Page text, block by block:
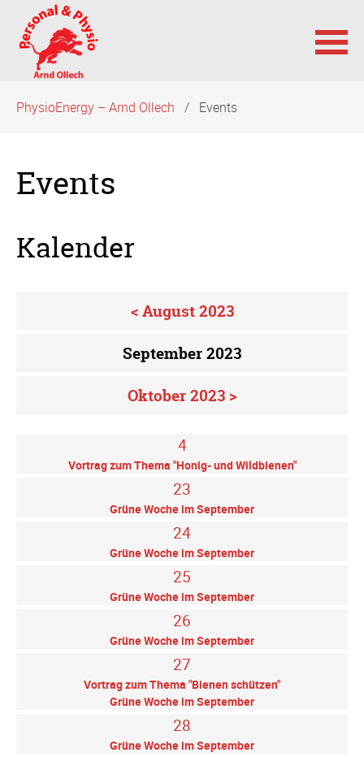
überspringen
PhysioEnergy – Arnd Ollech Events
Events
Kalender
< August 2023
September 2023
Oktober 2023 >
4
Vortrag zum Thema "Honig- und Wildbienen"
23
Grüne Woche im September
24
Grüne Woche im September
25
Grüne Woche im September
26
Grüne Woche im September
27
Vortrag zum Thema "Bienen schützen"
Grüne Woche im September
28
Grüne Woche im September